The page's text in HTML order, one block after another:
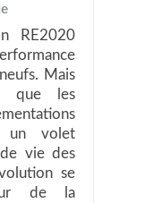
RE2020
Mais
que les
un volet
vie des
se
de la